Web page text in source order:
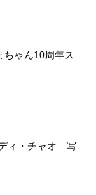
ちゃん10周年ス
ィ・チャオ 写